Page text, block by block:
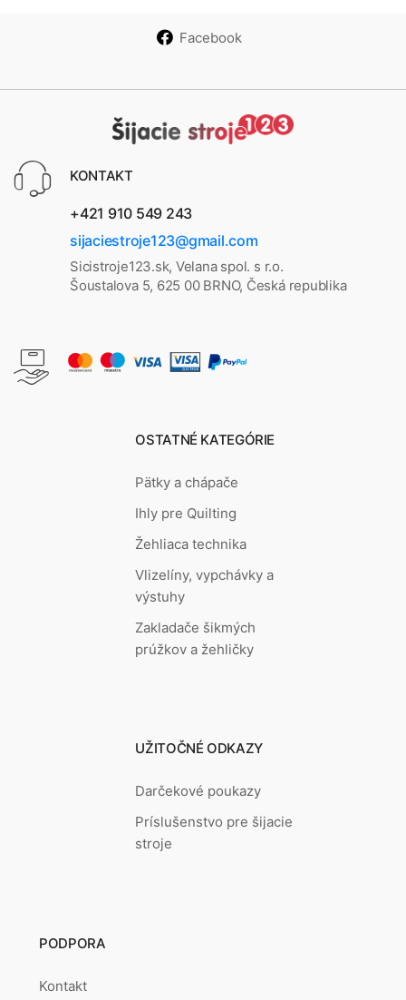
Facebook
KONTAKT
+421 910 549 243
sijaciestroje123@gmail.com
Sicistroje123.sk, Velana spol. s r.o.
Šoustalova 5, 625 00 BRNO, Česká republika
OSTATNÉ KATEGÓRIE
Pätky a chápače
Ihly pre Quilting
Žehliaca technika
Vlizelíny, vypchávky a
výstuhy
Zakladače šikmých
prúžkov a žehličky
UŽITOČNÉ ODKAZY
Darčekové poukazy
Príslušenstvo pre šijacie
stroje
PODPORA
Kontakt